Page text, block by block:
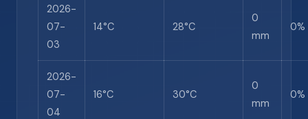
2026-
07-
03
14°C 28°C
0
mm
0%
2026-
07-
04
16°C 30°C
0
mm
0%